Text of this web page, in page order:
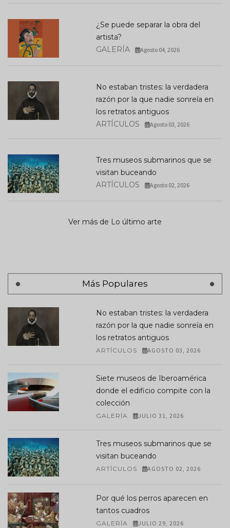
¿Se puede separar la obra del
artista?
GALERÍA
Agosto 04, 2026
No estaban tristes: la verdadera
razón por la que nadie sonreía en
los retratos antiguos
ARTÍCULOS
Agosto 03, 2026
Tres museos submarinos que se
visitan buceando
ARTÍCULOS
Agosto 02, 2026
Ver más de Lo último arte
Más Populares
No estaban tristes: la verdadera
razón por la que nadie sonreía en
los retratos antiguos
ARTÍCULOS AGOSTO 03, 2026
Siete museos de Iberoamérica
donde el edificio compite con la
colección
GALERÍA JULIO 31, 2026
Tres museos submarinos que se
visitan buceando
ARTÍCULOS AGOSTO 02, 2026
Por qué los perros aparecen en
tantos cuadros
GALERÍA JULIO 29, 2026